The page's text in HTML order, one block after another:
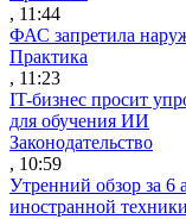
, 11:44
ФАС запретила
Практика
, 11:23
IT-бизнес просит
для обучения ИИ
Законодательство
, 10:59
Утренний обзор за 6
иностранной